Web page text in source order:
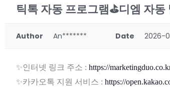
틱톡 자동 프로그램⛳디엠 자
Author An******* Date 2026-
✨인터넷 링크 주소 : https://
✨카카오톡 지원 서비스 : https://